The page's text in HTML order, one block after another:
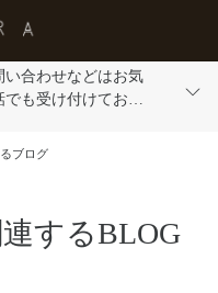
い合わせなどはお気
も受け付けており
ブログ
するBLOG